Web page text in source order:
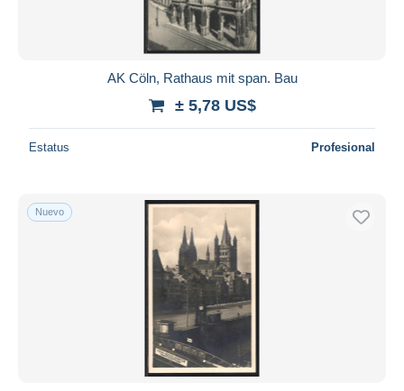
AK Cöln, Rathaus mit span. Bau
± 5,78 US$
Estatus Profesional
Nuevo